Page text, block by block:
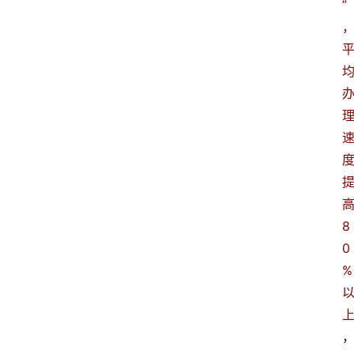
”
，
平
均
办
理
速
度
提
高
8
0
%
以
上
，